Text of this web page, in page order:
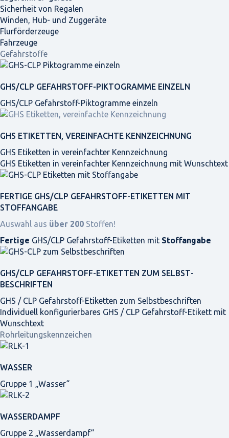
Sicherheit von Regalen
Winden, Hub- und Zuggeräte
Flurförderzeuge
Fahrzeuge
Gefahrstoffe
GHS/CLP GEFAHRSTOFF-PIKTOGRAMME EINZELN
GHS/CLP Gefahrstoff-Piktogramme einzeln
GHS ETIKETTEN, VEREINFACHTE KENNZEICHNUNG
GHS Etiketten in vereinfachter Kennzeichnung
GHS Etiketten in vereinfachter Kennzeichnung mit Wunschtext
FERTIGE GHS/CLP GEFAHRSTOFF-ETIKETTEN MIT
STOFFANGABE
Auswahl aus über 200 Stoffen!
Fertige GHS/CLP Gefahrstoff-Etiketten mit Stoffangabe
GHS/CLP GEFAHRSTOFF-ETIKETTEN ZUM SELBST­
BESCHRIFTEN
GHS / CLP Gefahrstoff-Etiketten zum Selbstbeschriften
Individuell konfigurierbares GHS / CLP Gefahrstoff-Etikett mit
Wunschtext
Rohrleitungskennzeichen
WASSER
Gruppe 1 „Wasser“
WASSERDAMPF
Gruppe 2 „Wasserdampf“